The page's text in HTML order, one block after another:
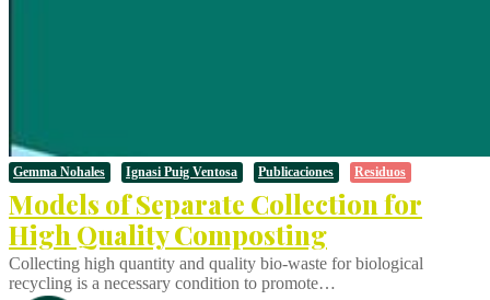
Gemma Nohales Ignasi Puig Ventosa Publicaciones Residuos
Models of Separate Collection for
High Quality Composting
Collecting high quantity and quality bio-waste for biological
recycling is a necessary condition to promote…